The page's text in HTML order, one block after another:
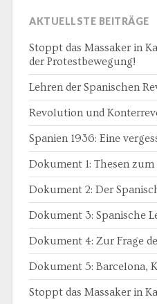
AKTUELLSTE BEITRÄGE
Stoppt das Massaker in
der Protestbewegung!
Lehren der Spanischen
Revolution und
Spanien 1936: Eine
Dokument 1: Thesen
Dokument 2: Der
Dokument 3: Spanische
Dokument 4: Zur Frage
Dokument 5: Barcelona,
Stoppt das Massaker in